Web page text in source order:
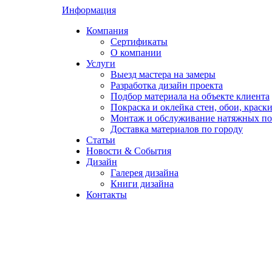
Информация
Компания
Сертификаты
О компании
Услуги
Выезд мастера на замеры
Разработка дизайн проекта
Подбор материала на объекте клиента
Покраска и оклейка стен, обои, краски
Монтаж и обслуживание натяжных
Доставка материалов по городу
Статьи
Новости & События
Дизайн
Галерея дизайна
Книги дизайна
Контакты